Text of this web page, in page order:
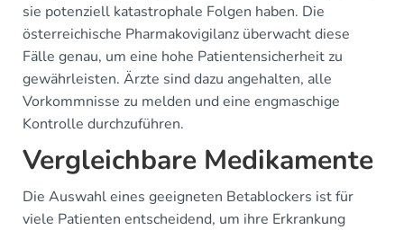
sie potenziell katastrophale Folgen haben. Die
österreichische Pharmakovigilanz überwacht diese
Fälle genau, um eine hohe Patientensicherheit zu
gewährleisten. Ärzte sind dazu angehalten, alle
Vorkommnisse zu melden und eine engmaschige
Kontrolle durchzuführen.
Vergleichbare Medikamente
Die Auswahl eines geeigneten Betablockers ist für
viele Patienten entscheidend, um ihre Erkrankung